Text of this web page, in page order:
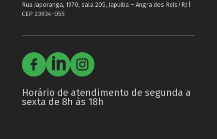
Rua Japoranga, 1970, sala 205, Japuíba – Angra dos Reis/RJ |
CEP 23934-055
Horário de atendimento de segunda a
sexta de 8h às 18h